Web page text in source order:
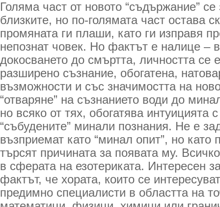
Голяма част от новото “съдържание” се
близките, но по-голямата част остава
промяната ги плаши, като ги изправя
непознат човек. Но фактът е налице –
докосването до смъртта, личността се
разширено съзнание, обогатена,
възможности и със значимостта на
“отваряне” на съзнанието води до
но всяко от тях, обогатява интуицията
“събудените” минали познания. Не е
възприемат като “минал опит”, но като
търсят причината за появата му.
в сферата на езотериката. Интересен
фактът, че хората, които се
предимно специалисти в областта на